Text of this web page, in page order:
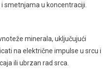
smetnjama u koncentraciji.
minerala, uključujući
na električne impulse u srcu i
ili ubrzan rad srca.